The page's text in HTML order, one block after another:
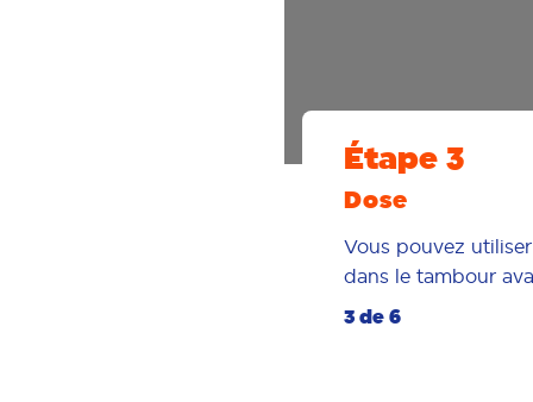
Étape 3
Dose
Vous pouvez
dans le tambour
3 de 6